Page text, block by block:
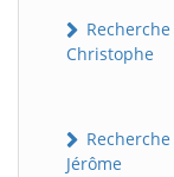
Christophe
Jérôme